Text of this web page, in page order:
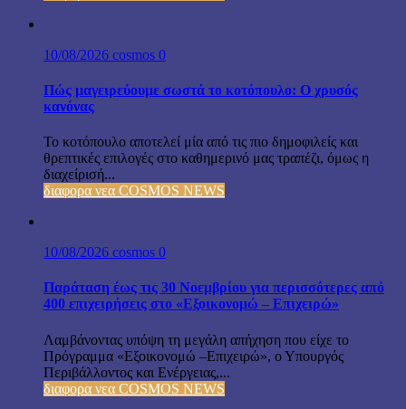
10/08/2026 cosmos 0
Πώς μαγειρεύουμε σωστά το κοτόπουλο: Ο χρυσός
κανόνας
Το κοτόπουλο αποτελεί μία από τις πιο δημοφιλείς και
θρεπτικές επιλογές στο καθημερινό μας τραπέζι, όμως η
διαχείρισή...
διαφορα νεα COSMOS NEWS
10/08/2026 cosmos 0
Παράταση έως τις 30 Νοεμβρίου για περισσότερες από
400 επιχειρήσεις στο «Εξοικονομώ – Επιχειρώ»
Λαμβάνοντας υπόψη τη μεγάλη απήχηση που είχε το
Πρόγραμμα «Εξοικονομώ –Επιχειρώ», ο Υπουργός
Περιβάλλοντος και Ενέργειας,...
διαφορα νεα COSMOS NEWS